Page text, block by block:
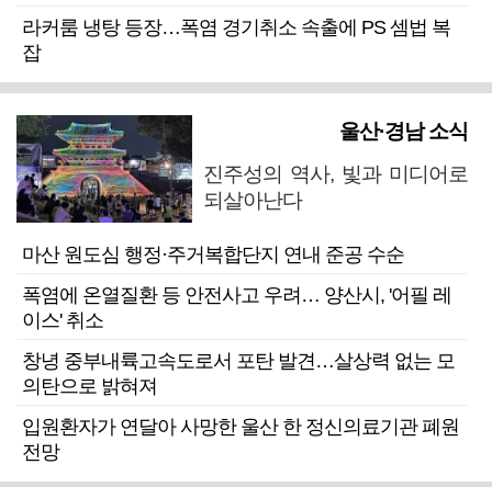
라커룸 냉탕 등장…폭염 경기취소 속출에 PS 셈법 복
잡
울산·경남 소식
진주성의 역사, 빛과 미디어로
되살아난다
마산 원도심 행정·주거복합단지 연내 준공 수순
폭염에 온열질환 등 안전사고 우려… 양산시, '어필 레
이스' 취소
창녕 중부내륙고속도로서 포탄 발견…살상력 없는 모
의탄으로 밝혀져
입원환자가 연달아 사망한 울산 한 정신의료기관 폐원
전망